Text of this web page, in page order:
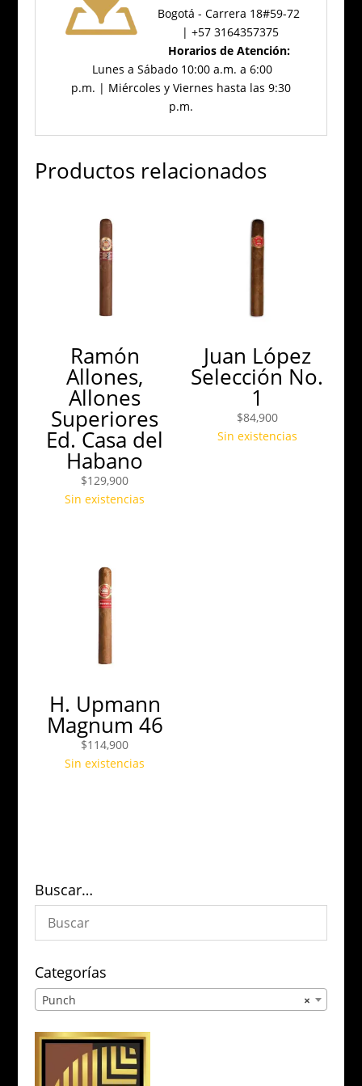
Bogotá - Carrera 18#59-72
| +57 3164357375
Horarios de Atención:
Lunes a Sábado 10:00 a.m. a 6:00
p.m. | Miércoles y Viernes hasta las 9:30
p.m.
Productos relacionados
Ramón
Allones,
Allones
Superiores
Ed. Casa del
Habano
$129,900
Sin existencias
Juan López
Selección No.
1
$84,900
Sin existencias
H. Upmann
Magnum 46
$114,900
Sin existencias
Buscar…
Categorías
×
Punch